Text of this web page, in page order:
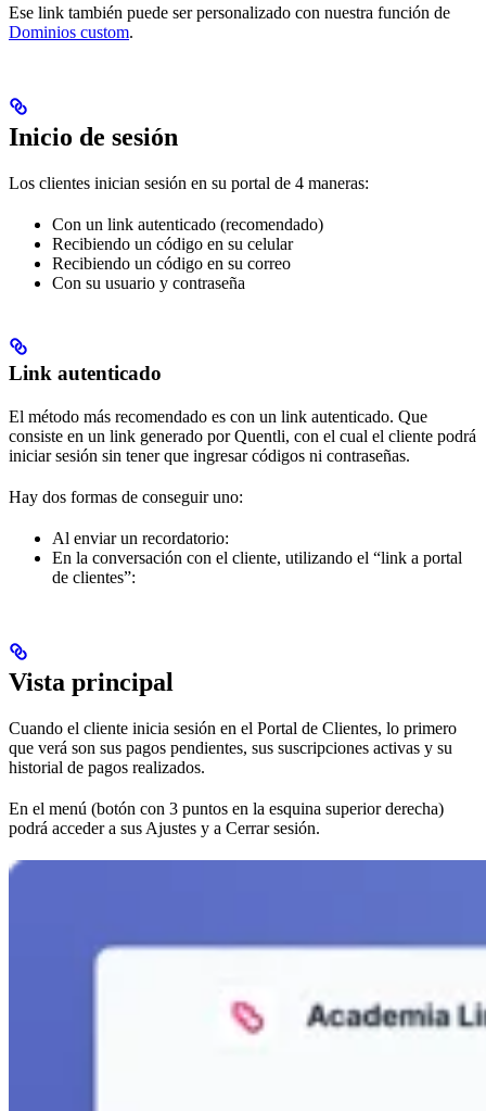
Ese link también puede ser personalizado con nuestra función de
Dominios custom.
Inicio de sesión
Los clientes inician sesión en su portal de 4 maneras:
Con un link autenticado (recomendado)
Recibiendo un código en su celular
Recibiendo un código en su correo
Con su usuario y contraseña
Link autenticado
El método más recomendado es con un link autenticado. Que
consiste en un link generado por Quentli, con el cual el cliente podrá
iniciar sesión sin tener que ingresar códigos ni contraseñas.
Hay dos formas de conseguir uno:
Al enviar un recordatorio:
En la conversación con el cliente, utilizando el “link a portal
de clientes”:
Vista principal
Cuando el cliente inicia sesión en el Portal de Clientes, lo primero
que verá son sus pagos pendientes, sus suscripciones activas y su
historial de pagos realizados.
En el menú (botón con 3 puntos en la esquina superior derecha)
podrá acceder a sus Ajustes y a Cerrar sesión.